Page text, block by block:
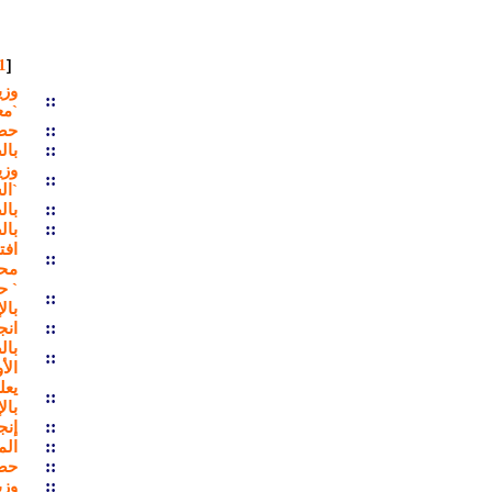
[
1
::
::
::
::
::
::
::
::
::
::
::
::
::
::
::